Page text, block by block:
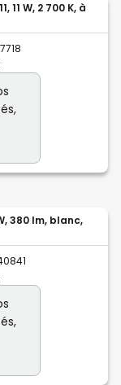
11 W, 2 700 K, à
380 lm, blanc,